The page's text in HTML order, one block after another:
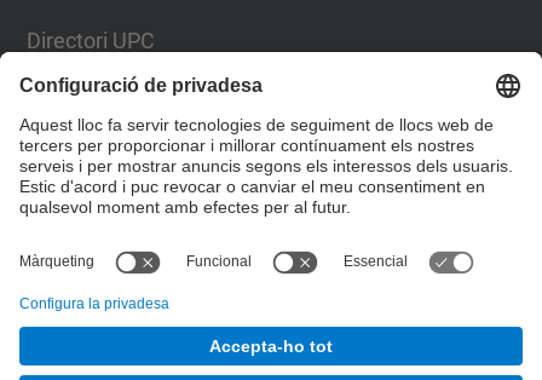
Directori UPC
Formulari de contacte
Llista Xarxes Socials
Facultat de Matemàtiques i Estadí­stica.